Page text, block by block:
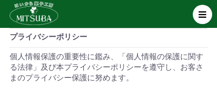
プライバシーポリシー
個人情報保護の重要性に鑑み、「個人情報の保護に関す
る法律」及び本プライバシーポリシーを遵守し、お客さ
まのプライバシー保護に努めます。